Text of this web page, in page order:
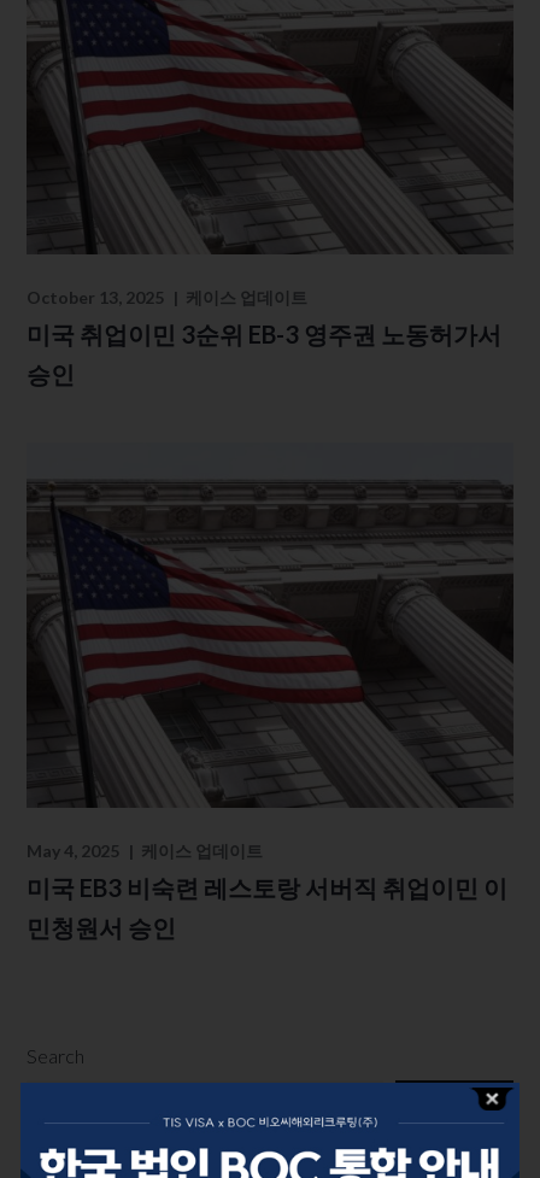
October 13, 2025 케이스 업데이트
미국 취업이민 3순위 EB-3 영주권 노동허가서
승인
May 4, 2025 케이스 업데이트
미국 EB3 비숙련 레스토랑 서버직 취업이민 이
민청원서 승인
Search
Search